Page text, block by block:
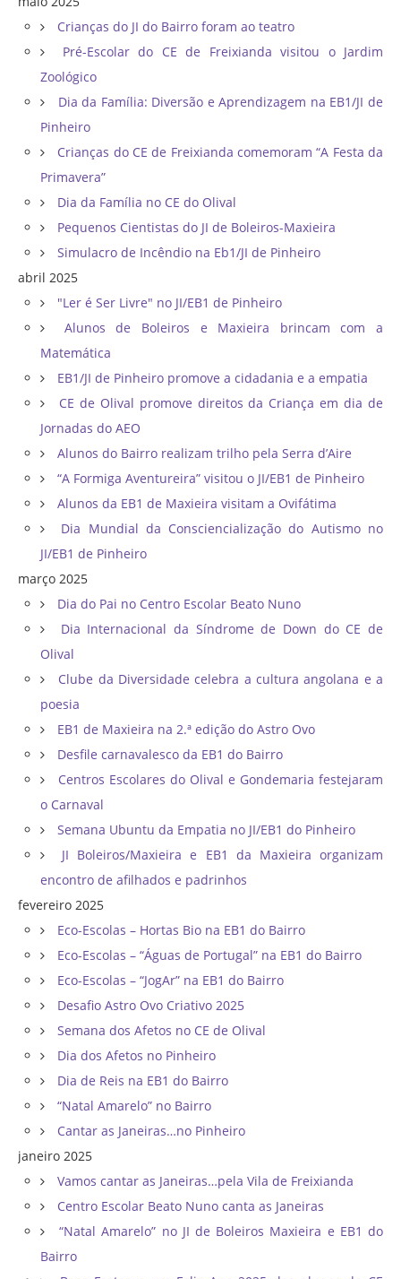
Crianças do JI do Bairro foram ao teatro
Pré-Escolar do CE de Freixianda visitou o Jardim
Zoológico
Dia da Família: Diversão e Aprendizagem na EB1/JI de
Pinheiro
Crianças do CE de Freixianda comemoram “A Festa da
Primavera”
Dia da Família no CE do Olival
Pequenos Cientistas do JI de Boleiros-Maxieira
Simulacro de Incêndio na Eb1/JI de Pinheiro
abril 2025
"Ler é Ser Livre" no JI/EB1 de Pinheiro
Alunos de Boleiros e Maxieira brincam com a
Matemática
EB1/JI de Pinheiro promove a cidadania e a empatia
CE de Olival promove direitos da Criança em dia de
Jornadas do AEO
Alunos do Bairro realizam trilho pela Serra d’Aire
“A Formiga Aventureira” visitou o JI/EB1 de Pinheiro
Alunos da EB1 de Maxieira visitam a Ovifátima
Dia Mundial da Consciencialização do Autismo no
JI/EB1 de Pinheiro
março 2025
Dia do Pai no Centro Escolar Beato Nuno
Dia Internacional da Síndrome de Down do CE de
Olival
Clube da Diversidade celebra a cultura angolana e a
poesia
EB1 de Maxieira na 2.ª edição do Astro Ovo
Desfile carnavalesco da EB1 do Bairro
Centros Escolares do Olival e Gondemaria festejaram
o Carnaval
Semana Ubuntu da Empatia no JI/EB1 do Pinheiro
JI Boleiros/Maxieira e EB1 da Maxieira organizam
encontro de afilhados e padrinhos
fevereiro 2025
Eco-Escolas – Hortas Bio na EB1 do Bairro
Eco-Escolas – “Águas de Portugal” na EB1 do Bairro
Eco-Escolas – “JogAr” na EB1 do Bairro
Desafio Astro Ovo Criativo 2025
Semana dos Afetos no CE de Olival
Dia dos Afetos no Pinheiro
Dia de Reis na EB1 do Bairro
“Natal Amarelo” no Bairro
Cantar as Janeiras…no Pinheiro
janeiro 2025
Vamos cantar as Janeiras…pela Vila de Freixianda
Centro Escolar Beato Nuno canta as Janeiras
“Natal Amarelo” no JI de Boleiros Maxieira e EB1 do
Bairro